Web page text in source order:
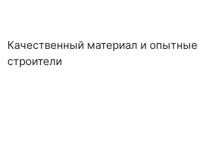
Качественный материал и опытные
строители